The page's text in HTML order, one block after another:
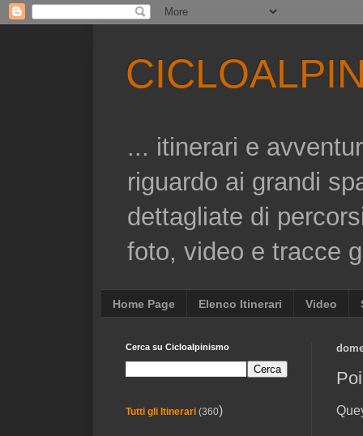
... itinerari e
riguardo ai grandi
dettagliate di
foto, video e tracce
Home Page Elenco Itinerari Video
Cerca su Cicloalpinismo
Tutti gli Itinerari (360)